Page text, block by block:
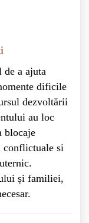
de a ajuta
dificile
dezvoltării
au loc
blocaje
conflictuale si
și familiei,